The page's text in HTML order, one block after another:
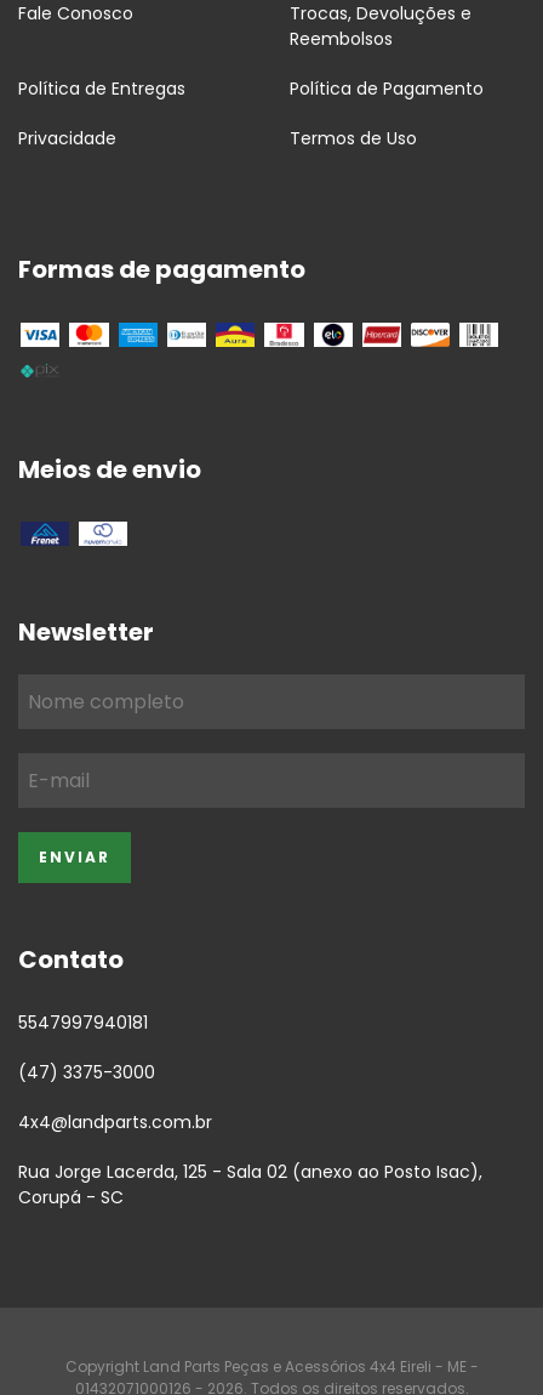
Fale Conosco
Trocas, Devoluções e
Reembolsos
Política de Entregas Política de Pagamento
Privacidade Termos de Uso
Formas de pagamento
Meios de envio
Newsletter
Contato
5547997940181
(47) 3375-3000
4x4@landparts.com.br
Rua Jorge Lacerda, 125 - Sala 02 (anexo ao Posto Isac),
Corupá - SC
Copyright Land Parts Peças e Acessórios 4x4 Eireli - ME -
01432071000126 - 2026. Todos os direitos reservados.